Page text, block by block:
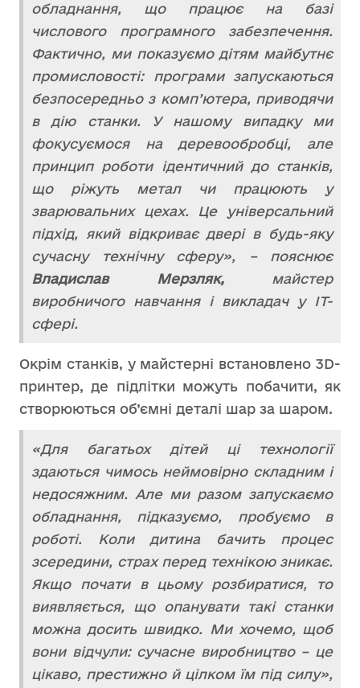
обладнання, що працює на базі
числового програмного забезпечення.
Фактично, ми показуємо дітям майбутнє
промисловості: програми запускаються
безпосередньо з комп’ютера, приводячи
в дію станки. У нашому випадку ми
фокусуємося на деревообробці, але
принцип роботи ідентичний до станків,
що ріжуть метал чи працюють у
зварювальних цехах. Це універсальний
підхід, який відкриває двері в будь-яку
сучасну технічну сферу», – пояснює
Владислав Мерзляк, майстер
виробничого навчання і викладач у ІТ-
сфері.
Окрім станків, у майстерні встановлено 3D-
принтер, де підлітки можуть побачити, як
створюються об’ємні деталі шар за шаром.
«Для багатьох дітей ці технології
здаються чимось неймовірно складним і
недосяжним. Але ми разом запускаємо
обладнання, підказуємо, пробуємо в
роботі. Коли дитина бачить процес
зсередини, страх перед технікою зникає.
Якщо почати в цьому розбиратися, то
виявляється, що опанувати такі станки
можна досить швидко. Ми хочемо, щоб
вони відчули: сучасне виробництво – це
цікаво, престижно й цілком їм під силу»,